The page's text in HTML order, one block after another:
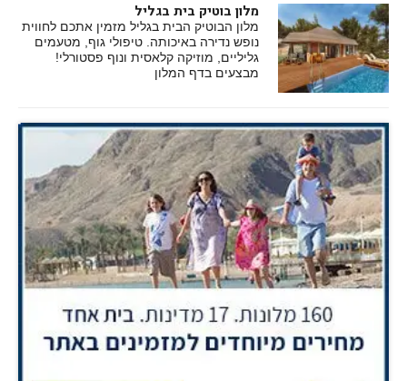
מלון בוטיק בית בגליל
מלון הבוטיק הבית בגליל מזמין אתכם לחווית
נופש נדירה באיכותה. טיפולי גוף, מטעמים
גליליים, מוזיקה קלאסית ונוף פסטורלי!
מבצעים בדף המלון